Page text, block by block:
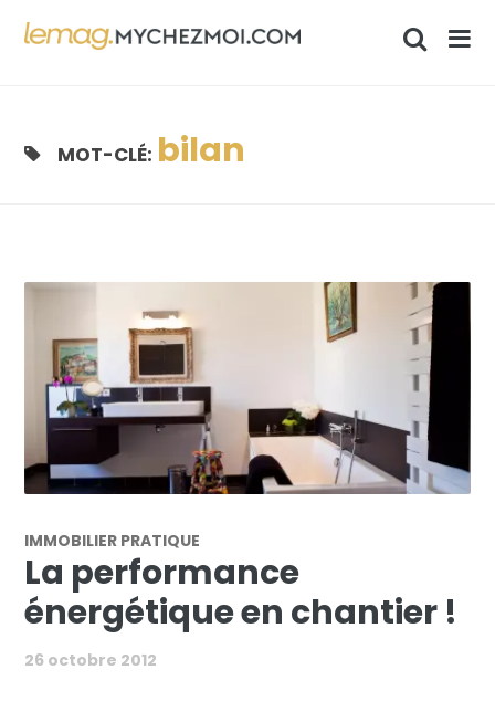
MOT-CLÉ: bilan
IMMOBILIER PRATIQUE
La performance
énergétique en chantier !
26 octobre 2012